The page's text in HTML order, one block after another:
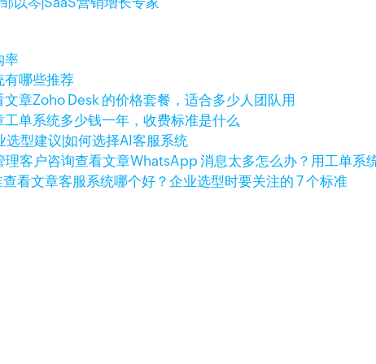
率
有哪些推荐
文章Zoho Desk 的价格套餐，适合多少人团队用
工单系统多少钱一年，收费标准是什么
选型建议|如何选择AI客服系统
查看文章WhatsApp 消息太多怎么办？用工单系
查看文章客服系统哪个好？企业选型时要关注的 7 个标准